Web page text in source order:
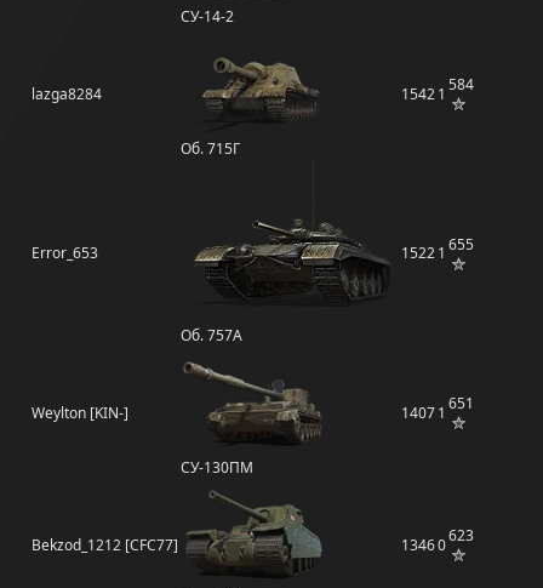
СУ-14-2
lazga8284
Об. 715Г
15421 584
Error_653
Об. 757А
15221 655
Weylton [KIN-]
СУ-130ПМ
14071 651
Bekzod_1212 [CFC77] 13460623